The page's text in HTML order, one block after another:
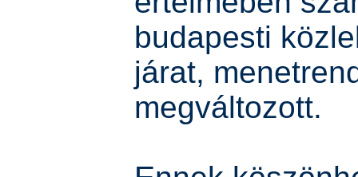
budapesti
járat,
megváltozott.